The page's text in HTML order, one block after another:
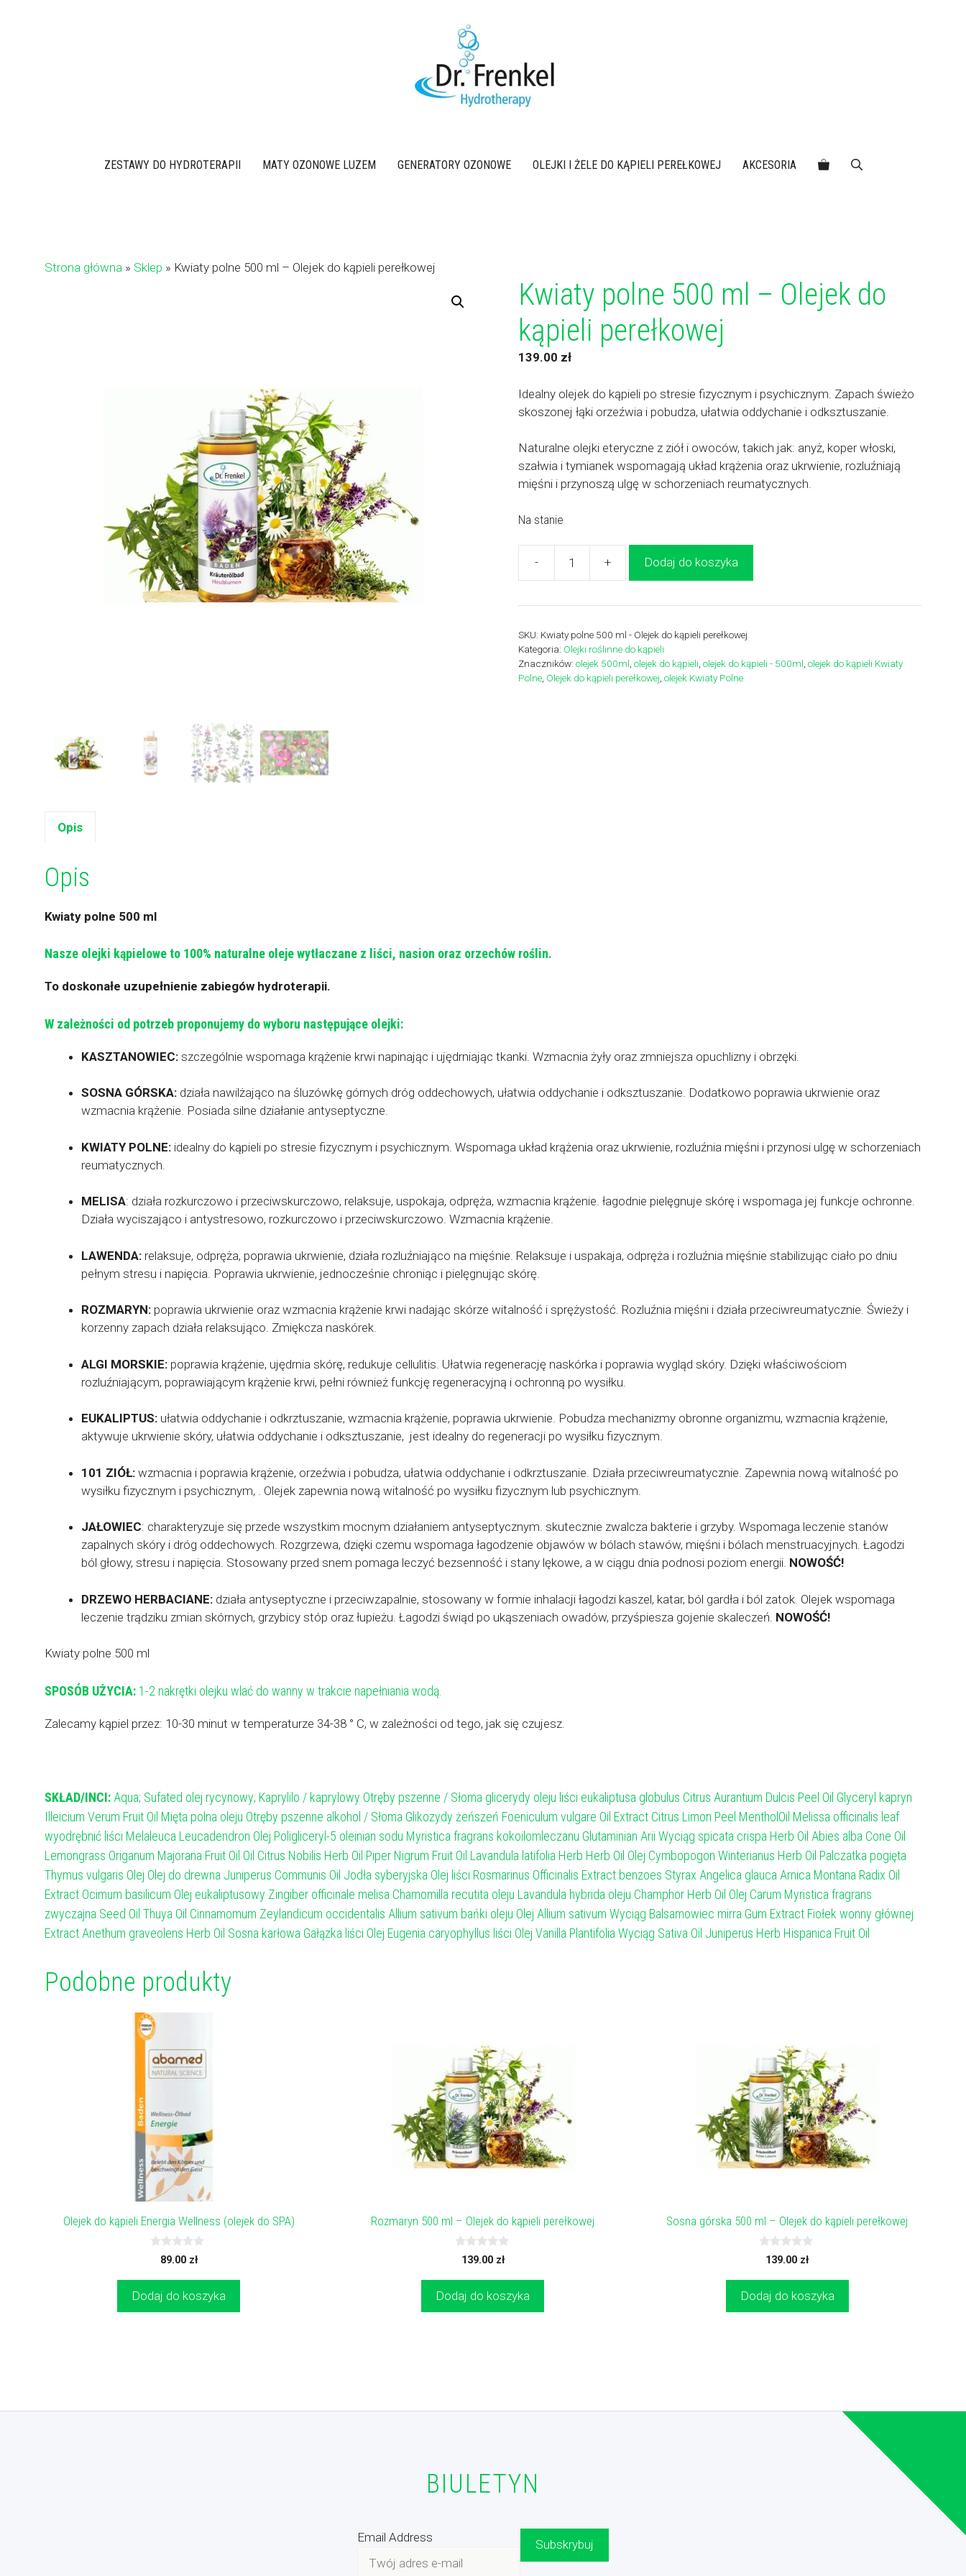
ZESTAWY DO HYDROTERAPII MATY OZONOWE LUZEM GENERATORY OZONOWE OLEJKI I ŻELE DO KĄPIELI PEREŁKOWEJ AKCESORIA
Strona główna » Sklep » Kwiaty polne 500 ml – Olejek do kąpieli perełkowej
Kwiaty polne 500 ml – Olejek do
kąpieli perełkowej
139.00 zł
Idealny olejek do kąpieli po stresie fizycznym i psychicznym. Zapach świeżo
skoszonej łąki orzeźwia i pobudza, ułatwia oddychanie i odksztuszanie.
Naturalne olejki eteryczne z ziół i owoców, takich jak: anyż, koper włoski,
szałwia i tymianek wspomagają układ krążenia oraz ukrwienie, rozluźniają
mięśni i przynoszą ulgę w schorzeniach reumatycznych.
Na stanie
-
polne
ml
-
Olejek
+ Dodaj do koszyka
SKU: Kwiaty polne 500 ml - Olejek do kąpieli perełkowej
Kategoria: Olejki roślinne do kąpieli
Znaczników: olejek 500ml olejek do kąpieli olejek do kąpieli - 500ml olejek do kąpieli Kwiaty
Polne, Olejek do kąpieli perełkowej olejek Kwiaty Polne
Opis
Opis
Kwiaty polne 500 ml
Nasze olejki kąpielowe to 100% naturalne oleje wytłaczane z liści, nasion oraz orzechów roślin.
To doskonałe uzupełnienie zabiegów hydroterapii.
W zależności od potrzeb proponujemy do wyboru następujące olejki:
KASZTANOWIEC: szczególnie wspomaga krążenie krwi napinając i ujędrniając tkanki. Wzmacnia żyły oraz zmniejsza opuchlizny i obrzęki.
SOSNA GÓRSKA: działa nawilżająco na śluzówkę górnych dróg oddechowych, ułatwia oddychanie i odksztuszanie. Dodatkowo poprawia ukrwienie oraz
wzmacnia krążenie. Posiada silne działanie antyseptyczne.
KWIATY POLNE: idealny do kąpieli po stresie fizycznym i psychicznym. Wspomaga układ krążenia oraz ukrwienie, rozluźnia mięśni i przynosi ulgę w schorzeniach
reumatycznych.
MELISA: działa rozkurczowo i przeciwskurczowo, relaksuje, uspokaja, odpręża, wzmacnia krążenie. łagodnie pielęgnuje skórę i wspomaga jej funkcje ochronne.
Działa wyciszająco i antystresowo, rozkurczowo i przeciwskurczowo. Wzmacnia krążenie.
LAWENDA: relaksuje, odpręża, poprawia ukrwienie, działa rozluźniająco na mięśnie. Relaksuje i uspakaja, odpręża i rozluźnia mięśnie stabilizując ciało po dniu
pełnym stresu i napięcia. Poprawia ukrwienie, jednocześnie chroniąc i pielęgnując skórę.
ROZMARYN: poprawia ukrwienie oraz wzmacnia krążenie krwi nadając skórze witalność i sprężystość. Rozluźnia mięśni i działa przeciwreumatycznie. Świeży i
korzenny zapach działa relaksująco. Zmiękcza naskórek.
ALGI MORSKIE: poprawia krążenie, ujędrnia skórę, redukuje cellulitis. Ułatwia regenerację naskórka i poprawia wygląd skóry. Dzięki właściwościom
rozluźniającym, poprawiającym krążenie krwi, pełni również funkcję regeneracyjną i ochronną po wysiłku.
EUKALIPTUS: ułatwia oddychanie i odkrztuszanie, wzmacnia krążenie, poprawia ukrwienie. Pobudza mechanizmy obronne organizmu, wzmacnia krążenie,
aktywuje ukrwienie skóry, ułatwia oddychanie i odksztuszanie, jest idealny do regeneracji po wysiłku fizycznym.
101 ZIÓŁ: wzmacnia i poprawia krążenie, orzeźwia i pobudza, ułatwia oddychanie i odkrztuszanie. Działa przeciwreumatycznie. Zapewnia nową witalność po
wysiłku fizycznym i psychicznym, . Olejek zapewnia nową witalność po wysiłku fizycznym lub psychicznym.
JAŁOWIEC: charakteryzuje się przede wszystkim mocnym działaniem antyseptycznym. skutecznie zwalcza bakterie i grzyby. Wspomaga leczenie stanów
zapalnych skóry i dróg oddechowych. Rozgrzewa, dzięki czemu wspomaga łagodzenie objawów w bólach stawów, mięśni i bólach menstruacyjnych. Łagodzi
ból głowy, stresu i napięcia. Stosowany przed snem pomaga leczyć bezsenność i stany lękowe, a w ciągu dnia podnosi poziom energii. NOWOŚĆ!
DRZEWO HERBACIANE: działa antyseptyczne i przeciwzapalnie, stosowany w formie inhalacji łagodzi kaszel, katar, ból gardła i ból zatok. Olejek wspomaga
leczenie trądziku zmian skórnych, grzybicy stóp oraz łupieżu. Łagodzi świąd po ukąszeniach owadów, przyśpiesza gojenie skaleczeń. NOWOŚĆ!
Kwiaty polne 500 ml
SPOSÓB UŻYCIA: 1-2 nakrętki olejku wlać do wanny w trakcie napełniania wodą.
Zalecamy kąpiel przez: 10-30 minut w temperaturze 34-38 ° C, w zależności od tego, jak się czujesz.
SKŁAD/INCI: Aqua; Sufated olej rycynowy; Kaprylilo / kaprylowy Otręby pszenne / Słoma glicerydy oleju liści eukaliptusa globulus Citrus Aurantium Dulcis Peel Oil Glyceryl kapryn
Illeicium Verum Fruit Oil Mięta polna oleju Otręby pszenne alkohol / Słoma Glikozydy żeńszeń Foeniculum vulgare Oil Extract Citrus Limon Peel MentholOil Melissa officinalis leaf
wyodrębnić liści Melaleuca Leucadendron Olej Poligliceryl-5 oleinian sodu Myristica fragrans kokoilomleczanu Glutaminian Arii Wyciąg spicata crispa Herb Oil Abies alba Cone Oil
Lemongrass Origanum Majorana Fruit Oil Oil Citrus Nobilis Herb Oil Piper Nigrum Fruit Oil Lavandula latifolia Herb Herb Oil Olej Cymbopogon Winterianus Herb Oil Palczatka pogięta
Thymus vulgaris Olej Olej do drewna Juniperus Communis Oil Jodła syberyjska Olej liści Rosmarinus Officinalis Extract benzoes Styrax Angelica glauca Arnica Montana Radix Oil
Extract Ocimum basilicum Olej eukaliptusowy Zingiber officinale melisa Chamomilla recutita oleju Lavandula hybrida oleju Champhor Herb Oil Olej Carum Myristica fragrans
zwyczajna Seed Oil Thuya Oil Cinnamomum Zeylandicum occidentalis Allium sativum bańki oleju Olej Allium sativum Wyciąg Balsamowiec mirra Gum Extract Fiołek wonny głównej
Extract Anethum graveolens Herb Oil Sosna karłowa Gałązka liści Olej Eugenia caryophyllus liści Olej Vanilla Plantifolia Wyciąg Sativa Oil Juniperus Herb Hispanica Fruit Oil
Podobne produkty
Olejek do kąpieli Energia Wellness (olejek do SPA)
89.00 zł
Dodaj do koszyka
Rozmaryn 500 ml – Olejek do kąpieli perełkowej
139.00 zł
Dodaj do koszyka
Sosna górska 500 ml – Olejek do kąpieli perełkowej
139.00 zł
Dodaj do koszyka
BIULETYN
Email Address